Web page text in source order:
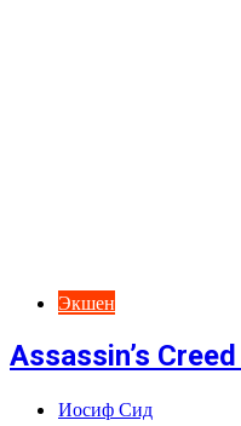
Экшен
Assassin’s
Иосиф Сид